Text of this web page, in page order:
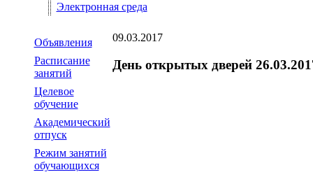
Электронная среда
Объявления
Расписание
занятий
Целевое
обучение
Академический
отпуск
Режим занятий
обучающихся
09.03.2017
День открытых дверей